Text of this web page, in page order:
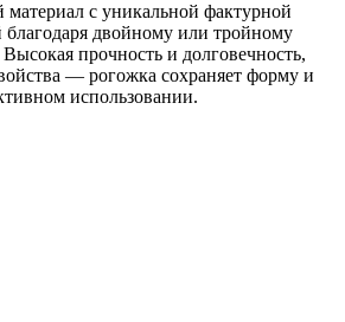
с уникальной фактурной
благодаря двойному или тройному
прочность и долговечность,
— рогожка сохраняет форму и
использовании.